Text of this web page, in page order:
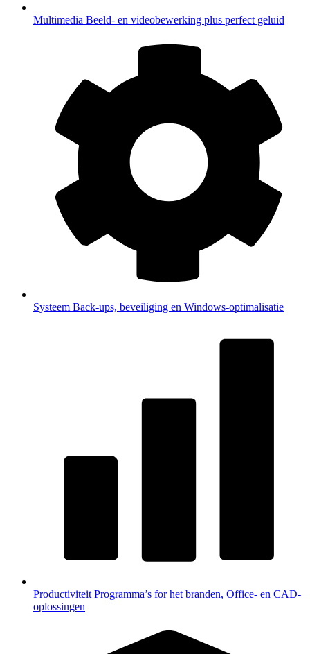
Multimedia Beeld- en videobewerking plus perfect geluid
Systeem Back-ups, beveiliging en Windows-optimalisatie
Productiviteit Programma’s for het branden, Office- en CAD-
oplossingen